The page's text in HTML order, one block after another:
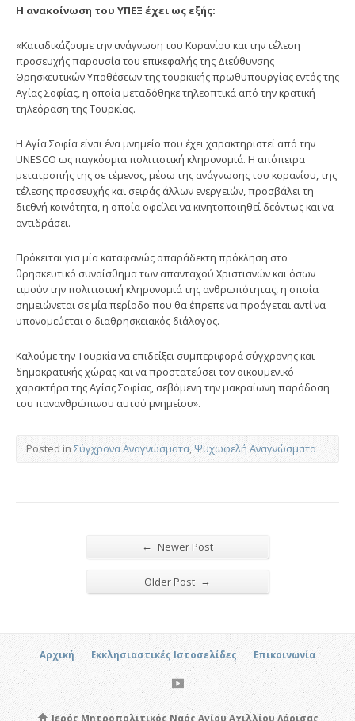
Η ανακοίνωση του ΥΠΕΞ έχει ως εξής:
«Καταδικάζουμε την ανάγνωση του Κορανίου και την τέλεση
προσευχής παρουσία του επικεφαλής της Διεύθυνσης
Θρησκευτικών Υποθέσεων της τουρκικής πρωθυπουργίας εντός της
Αγίας Σοφίας, η οποία μεταδόθηκε τηλεοπτικά από την κρατική
τηλεόραση της Τουρκίας.
Η Αγία Σοφία είναι ένα μνημείο που έχει χαρακτηριστεί από την
UNESCO ως παγκόσμια πολιτιστική κληρονομιά. Η απόπειρα
μετατροπής της σε τέμενος, μέσω της ανάγνωσης του κορανίου, της
τέλεσης προσευχής και σειράς άλλων ενεργειών, προσβάλει τη
διεθνή κοινότητα, η οποία οφείλει να κινητοποιηθεί δεόντως και να
αντιδράσει.
Πρόκειται για μία καταφανώς απαράδεκτη πρόκληση στο
θρησκευτικό συναίσθημα των απανταχού Χριστιανών και όσων
τιμούν την πολιτιστική κληρονομιά της ανθρωπότητας, η οποία
σημειώνεται σε μία περίοδο που θα έπρεπε να προάγεται αντί να
υπονομεύεται ο διαθρησκειακός διάλογος.
Καλούμε την Τουρκία να επιδείξει συμπεριφορά σύγχρονης και
δημοκρατικής χώρας και να προστατεύσει τον οικουμενικό
χαρακτήρα της Αγίας Σοφίας, σεβόμενη την μακραίωνη παράδοση
του πανανθρώπινου αυτού μνημείου».
Posted in Σύγχρονα Αναγνώσματα,Ψυχωφελή Αναγνώσματα
← Newer Post
Older Post →
Αρχική Εκκλησιαστικές Ιστοσελίδες Επικοινωνία
Ιερός Μητροπολιτικός Ναός Αγίου Αχιλλίου Λάρισας